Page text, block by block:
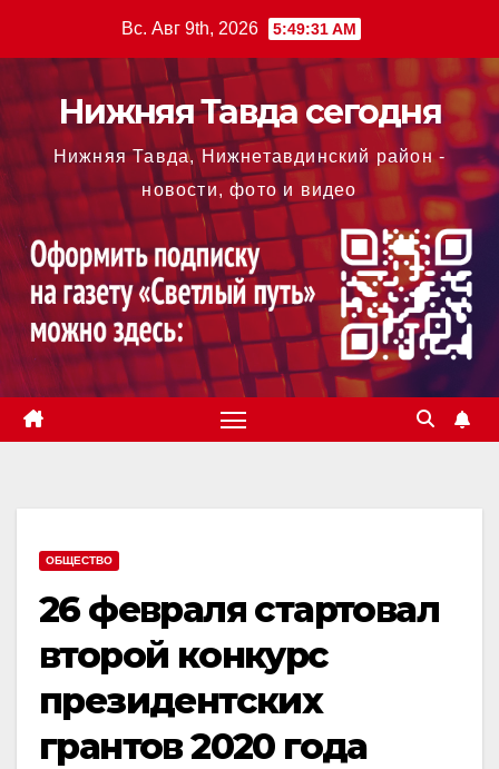
содержимому
Вс. Авг 9th, 2026 5:49:32 AM
Нижняя Тавда сегодня
Нижняя Тавда, Нижнетавдинский район -
новости, фото и видео
ОБЩЕСТВО
26 февраля стартовал
второй конкурс
президентских
грантов 2020 года